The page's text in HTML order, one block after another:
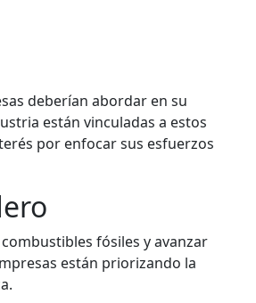
deberían abordar en su
están vinculadas a estos
por enfocar sus esfuerzos
fósiles y avanzar
están priorizando la